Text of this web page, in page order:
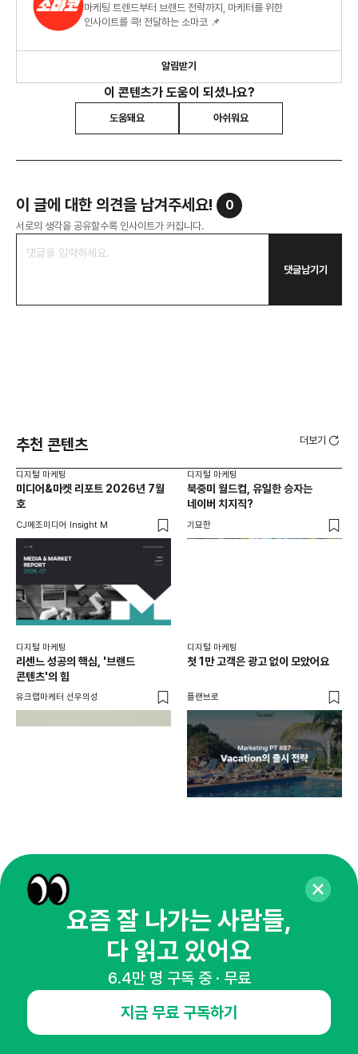
마케팅 트렌드부터 브랜드 전략까지, 마케터를 위한
인사이트를 콕! 전달하는 소마코 📌
알림받기
이 콘텐츠가 도움이 되셨나요?
도움돼요 아쉬워요
이 글에 대한 의견을 남겨주세요! 0
서로의 생각을 공유할수록 인사이트가 커집니다.
댓글남기기
추천 콘텐츠 더보기
디지털 마케팅
미디어&마켓 리포트 2026년 7월
호
CJ메조미디어 Insight M
디지털 마케팅
북중미 월드컵, 유일한 승자는
네이버 치지직?
기묘한
디지털 마케팅
리센느 성공의 핵심, '브랜드
콘텐츠'의 힘
유크랩마케터 선우의성
디지털 마케팅
첫 1만 고객은 광고 없이 모았어요
플랜브로
매주 화요일 아침,
요즘 잘 나가는 사람들,
다 읽고 있어요
6.4만 명 구독 중 · 무료
지금 무료 구독하기